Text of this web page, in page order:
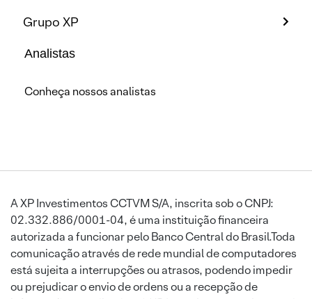
Grupo XP
Analistas
Conheça nossos analistas
A XP Investimentos CCTVM S/A, inscrita sob o CNPJ:
02.332.886/0001-04, é uma instituição financeira
autorizada a funcionar pelo Banco Central do Brasil.Toda
comunicação através de rede mundial de computadores
está sujeita a interrupções ou atrasos, podendo impedir
ou prejudicar o envio de ordens ou a recepção de